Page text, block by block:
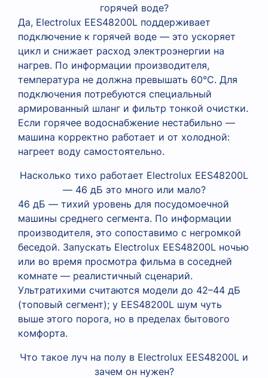
горячей воде?
Да, Electrolux EES48200L поддерживает
подключение к горячей воде — это ускоряет
цикл и снижает расход электроэнергии на
нагрев. По информации производителя,
температура не должна превышать 60°C. Для
подключения потребуются специальный
армированный шланг и фильтр тонкой очистки.
Если горячее водоснабжение нестабильно —
машина корректно работает и от холодной:
нагреет воду самостоятельно.
Насколько тихо работает Electrolux EES48200L
— 46 дБ это много или мало?
46 дБ — тихий уровень для посудомоечной
машины среднего сегмента. По информации
производителя, это сопоставимо с негромкой
беседой. Запускать Electrolux EES48200L ночью
или во время просмотра фильма в соседней
комнате — реалистичный сценарий.
Ультратихими считаются модели до 42–44 дБ
(топовый сегмент); у EES48200L шум чуть
выше этого порога, но в пределах бытового
комфорта.
Что такое луч на полу в Electrolux EES48200L и
зачем он нужен?